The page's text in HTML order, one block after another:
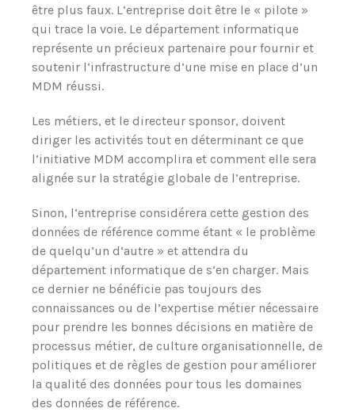
être plus faux. L‘entreprise doit être le « pilote »
qui trace la voie. Le département informatique
représente un précieux partenaire pour fournir et
soutenir l‘infrastructure d‘une mise en place d’un
MDM réussi.
Les métiers, et le directeur sponsor, doivent
diriger les activités tout en déterminant ce que
l‘initiative MDM accomplira et comment elle sera
alignée sur la stratégie globale de l’entreprise.
Sinon, l‘entreprise considérera cette gestion des
données de référence comme étant « le problème
de quelqu‘un d‘autre » et attendra du
département informatique de s‘en charger. Mais
ce dernier ne bénéficie pas toujours des
connaissances ou de l’expertise métier nécessaire
pour prendre les bonnes décisions en matière de
processus métier, de culture organisationnelle, de
politiques et de règles de gestion pour améliorer
la qualité des données pour tous les domaines
des données de référence.